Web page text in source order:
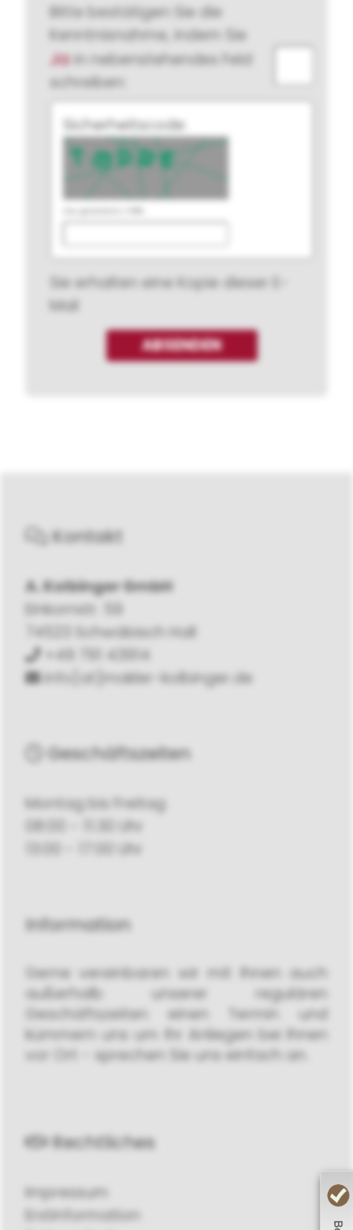
Bitte bestätigen Sie die
Kenntnisnahme, indem Sie
Jain nebenstehendes Feld
schreiben:
Sicherheitscode:
Sie erhalten eine Kopie dieser E-
Mail
Kontakt
A. Kolbinger GmbH
Einkornstr. 59
74523 Schwäbisch Hall
+49 791 43914
info[at]makler-kolbinger.de
Geschäftszeiten
Montag bis Freitag
08:00 - 11:30 Uhr
13:00 - 17:00 Uhr
Information
Gerne vereinbaren wir mit Ihnen auch
außerhalb unserer regulären
Geschäftszeiten einen Termin und
kümmern uns um Ihr Anliegen bei Ihnen
vor Ort - sprechen Sie uns einfach an.
Rechtliches
Impressum
Erstinformation